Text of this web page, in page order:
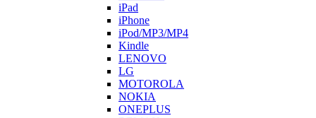
iPad
iPhone
iPod/MP3/MP4
Kindle
LENOVO
LG
MOTOROLA
NOKIA
ONEPLUS